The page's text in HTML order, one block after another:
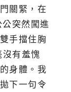
關緊，在
突然闖進
手擋住胸
有羞愧
身體。我
下一句令